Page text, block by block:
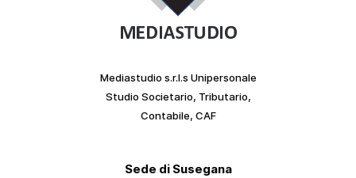
Mediastudio s.r.l.s Unipersonale
Studio Societario, Tributario,
Contabile, CAF
Sede di Susegana